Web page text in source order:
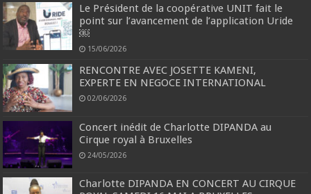
Le Président de la coopérative UNIT fait le
point sur l’avancement de l’application Uride
￼
15/06/2026
RENCONTRE AVEC JOSETTE KAMENI,
EXPERTE EN NEGOCE INTERNATIONAL
02/06/2026
Concert inédit de Charlotte DIPANDA au
Cirque royal à Bruxelles
24/05/2026
Charlotte DIPANDA EN CONCERT AU CIRQUE